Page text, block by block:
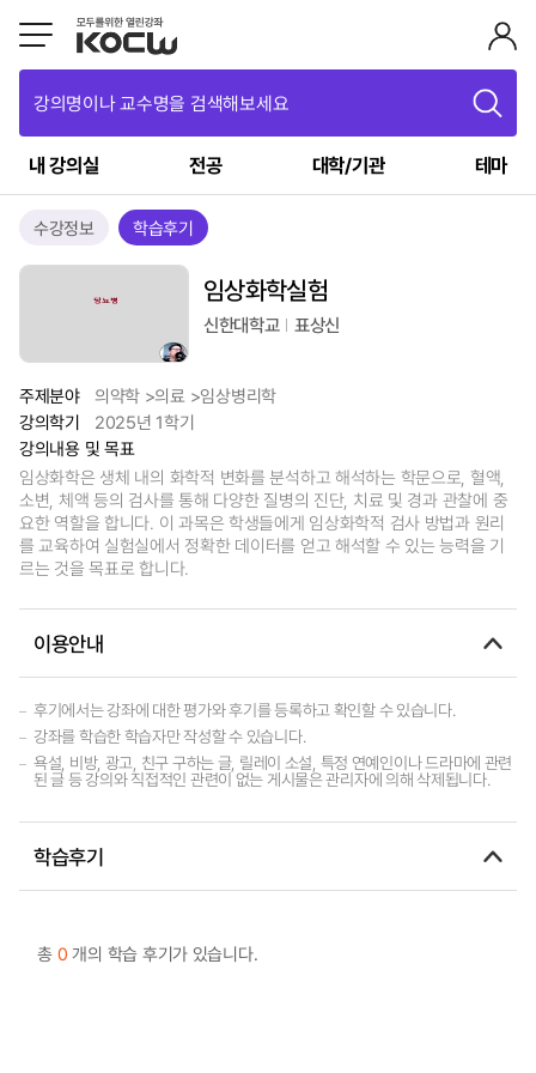
강의명이나 교수명을 검색해보세요
내 강의실 전공 대학/기관 테마
수강정보 학습후기
임상화학실험
신한대학교 표상신
주제분야
의약학 >의료 >임상병리학
강의학기
2025년 1학기
강의내용 및 목표
임상화학은 생체 내의 화학적 변화를 분석하고 해석하는 학문으로, 혈액,
소변, 체액 등의 검사를 통해 다양한 질병의 진단, 치료 및 경과 관찰에 중
요한 역할을 합니다. 이 과목은 학생들에게 임상화학적 검사 방법과 원리
를 교육하여 실험실에서 정확한 데이터를 얻고 해석할 수 있는 능력을 기
르는 것을 목표로 합니다.
이용안내
후기에서는 강좌에 대한 평가와 후기를 등록하고 확인할 수 있습니다.
강좌를 학습한 학습자만 작성할 수 있습니다.
욕설, 비방, 광고, 친구 구하는 글, 릴레이 소설, 특정 연예인이나 드라마에 관련
된 글 등 강의와 직접적인 관련이 없는 게시물은 관리자에 의해 삭제됩니다.
학습후기
총 0 개의 학습 후기가 있습니다.